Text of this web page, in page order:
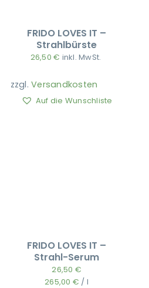
FRIDO LOVES IT –
Strahlbürste
26,50€ inkl. MwSt.
zzgl.Versandkosten
Auf die Wunschliste
FRIDO LOVES IT –
Strahl-Serum
26,50 €
265,00 € / l